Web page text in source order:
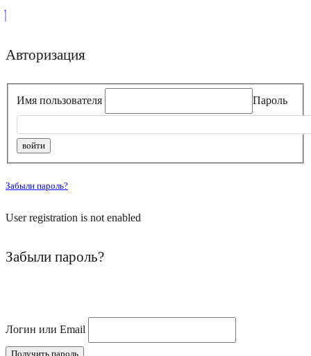
Авторизация
Имя пользователя Пароль
Забыли пароль?
User registration is not enabled
Забыли пароль?
Логин или Email